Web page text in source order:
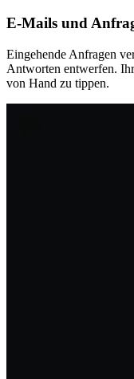
E-Mails und
Eingehende Anfragen
Antworten entwerfen.
von Hand zu tippen.